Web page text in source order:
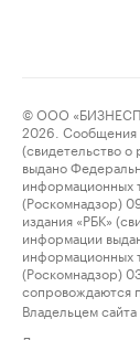
© ООО
2026. Сообщения
(свидетельство
выдано
информационных
(Роскомнадзор)
издания «РБК»
информации
информационных
(Роскомнадзор)
сопровождаются
Владельцем